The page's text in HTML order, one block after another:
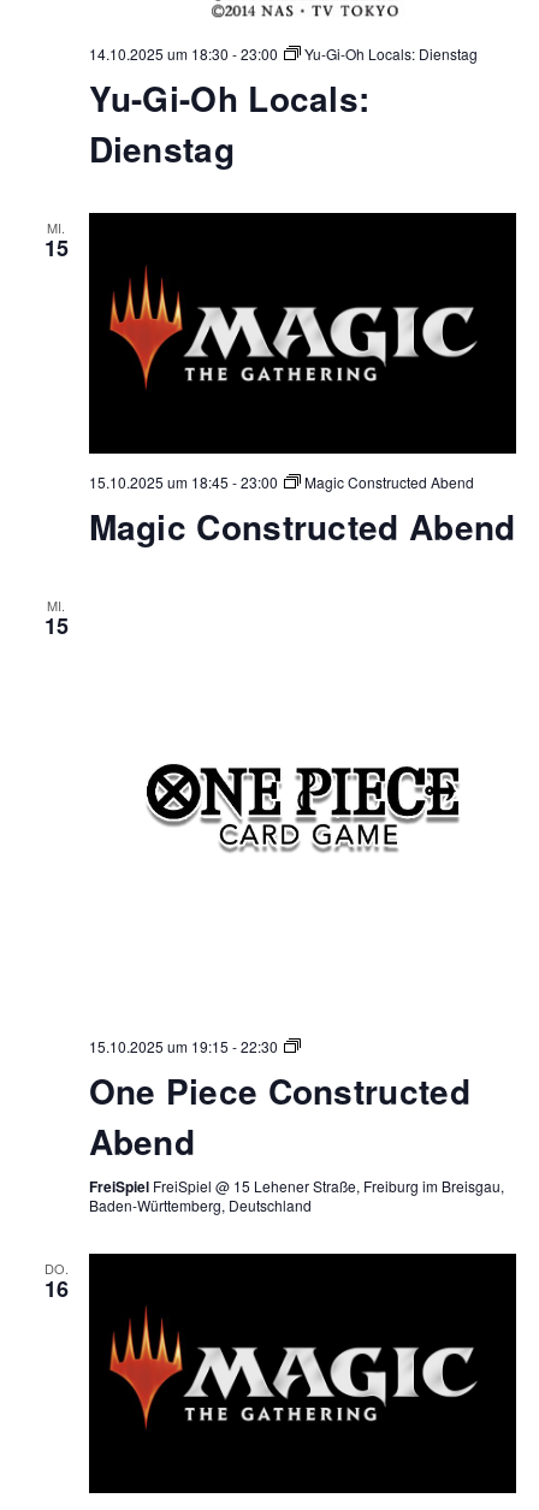
14.10.2025 um 18:30 -23:00 Yu-Gi-Oh Locals: Dienstag
Yu-Gi-Oh Locals:
Dienstag
MI.
15
15.10.2025 um 18:45 -23:00 Magic Constructed Abend
Magic Constructed Abend
MI.
15
15.10.2025 um 19:15 -22:30
One
Constructed
Abend
One Piece Constructed
Abend
FreiSpiel FreiSpiel @ 15 Lehener Straße, Freiburg im Breisgau,
Baden-Württemberg, Deutschland
DO.
16